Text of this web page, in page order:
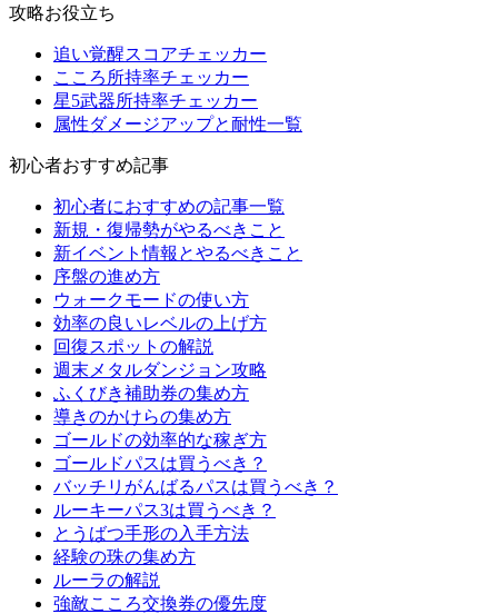
攻略お役立ち
追い覚醒スコアチェッカー
こころ所持率チェッカー
星5武器所持率チェッカー
属性ダメージアップと耐性一覧
初心者おすすめ記事
初心者におすすめの記事一覧
新規・復帰勢がやるべきこと
新イベント情報とやるべきこと
序盤の進め方
ウォークモードの使い方
効率の良いレベルの上げ方
回復スポットの解説
週末メタルダンジョン攻略
ふくびき補助券の集め方
導きのかけらの集め方
ゴールドの効率的な稼ぎ方
ゴールドパスは買うべき？
バッチリがんばるパスは買うべき？
ルーキーパス3は買うべき？
とうばつ手形の入手方法
経験の珠の集め方
ルーラの解説
強敵こころ交換券の優先度